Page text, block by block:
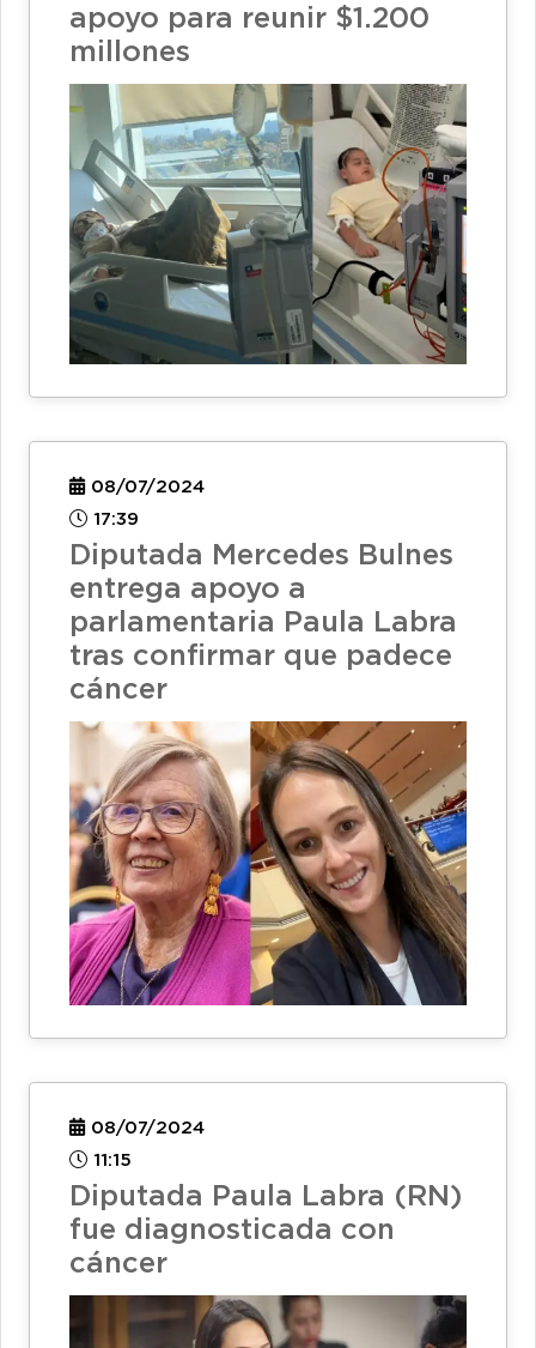
apoyo para reunir $1.200
millones
08/07/2024
17:39
Diputada Mercedes Bulnes
entrega apoyo a
parlamentaria Paula Labra
tras confirmar que padece
cáncer
08/07/2024
11:15
Diputada Paula Labra (RN)
fue diagnosticada con
cáncer